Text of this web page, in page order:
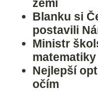
zemí
Blanku si
postavili
Ministr
matematiky
Nejlepší
očím